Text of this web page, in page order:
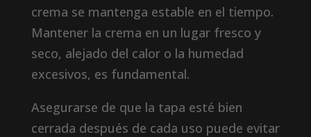
crema se mantenga estable en el tiempo.
Mantener la crema en un lugar fresco y
seco, alejado del calor o la humedad
excesivos, es fundamental.
Asegurarse de que la tapa esté bien
cerrada después de cada uso puede evitar